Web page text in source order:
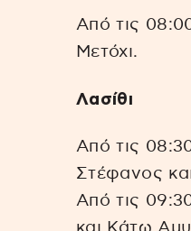
Από τις
Μετόχι.
Λασίθι
Από τις
Στέφανος
Από τις